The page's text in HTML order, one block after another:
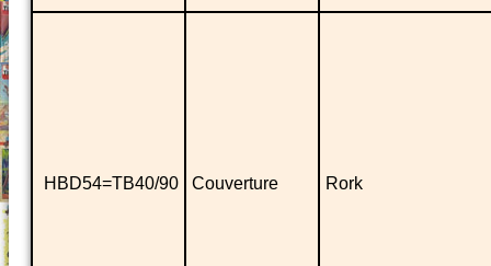
HBD54=TB40/90 Couverture Rork